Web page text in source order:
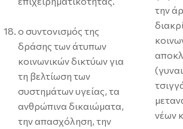
ο συντονισμός της
δράσης των άτυπων
κοινωνικών δικτύων για
τη βελτίωση των
συστημάτων υγείας, τα
ανθρώπινα δικαιώματα,
την απασχόληση, την
την
νέων